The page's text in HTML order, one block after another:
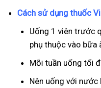
Cách sử dụng thuốc
Uống 1 viên trước
phụ thuộc vào bữa
Mỗi tuần uống tối
Nên uống với nước